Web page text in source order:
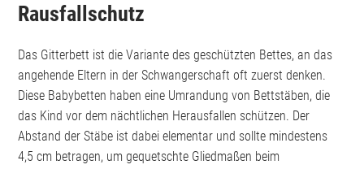
Rausfallschutz
Das Gitterbett ist die Variante des geschützten Bettes, an das
angehende Eltern in der Schwangerschaft oft zuerst denken.
Diese Babybetten haben eine Umrandung von Bettstäben, die
das Kind vor dem nächtlichen Herausfallen schützen. Der
Abstand der Stäbe ist dabei elementar und sollte mindestens
4,5 cm betragen, um gequetschte Gliedmaßen beim